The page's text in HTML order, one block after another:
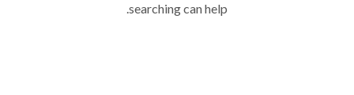
searching can help.